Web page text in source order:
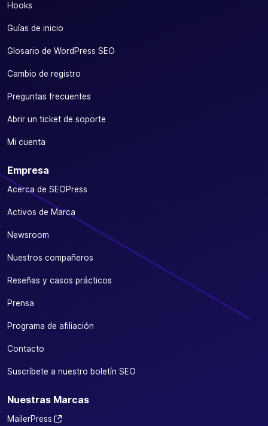
Hooks
Guías de inicio
Glosario de WordPress SEO
Cambio de registro
Preguntas frecuentes
Abrir un ticket de soporte
Mi cuenta
Empresa
Acerca de SEOPress
Activos de Marca
Newsroom
Nuestros compañeros
Reseñas y casos prácticos
Prensa
Programa de afiliación
Contacto
Suscríbete a nuestro boletín SEO
Nuestras Marcas
MailerPress